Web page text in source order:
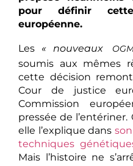
pour définir
européenne.
Les « nouveaux
soumis aux mêmes
cette décision
Cour de justice
Commission
pressée de l’entériner.
elle l’explique dans
techniques
Mais l’histoire ne